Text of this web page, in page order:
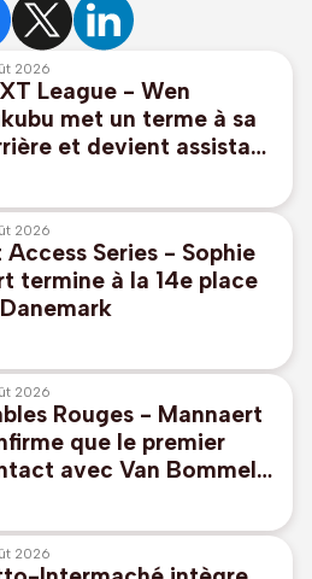
2026
League - Wen
met un terme à sa
et devient assistant
2026
Access Series - Sophie
termine à la 14e place
2026
Rouges - Mannaert
que le premier
avec Van Bommel
2026